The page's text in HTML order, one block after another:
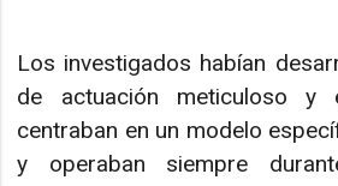
Los investigados habían
de actuación meticuloso y
centraban en un modelo
y operaban siempre